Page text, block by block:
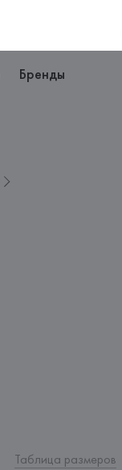
Бренды
Таблица размеров